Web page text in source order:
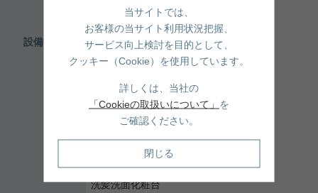
設備条件
エレベーター
耐震構造
ガスコンロ
コンロ２口以上
システムキッチン
対面式キッチン
バス・トイレ別
追焚機能浴室
温水洗浄便座
洗髪洗面化粧台
当サイトでは、
お客様の当サイト利用状況把握、
サービス向上検討を目的として、
クッキー（Cookie）を使用しています。
詳しくは、当社の
「Cookieの取扱いについて」 を
ご確認ください。
閉じる